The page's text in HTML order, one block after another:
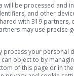
will be processed and
and other
with 319 partners,
may use precise
process your personal
can object to by
of this page or in